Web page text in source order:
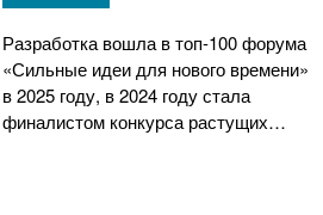
Разработка вошла в топ-100 форума
«Сильные идеи для нового времени»
в 2025 году, в 2024 году стала
финалистом конкурса растущих…